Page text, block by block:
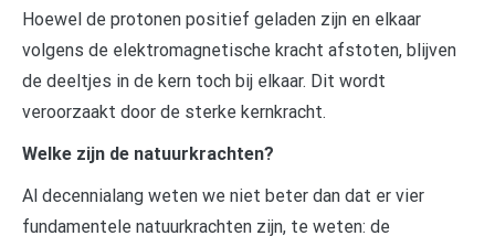
Hoewel de protonen positief geladen zijn en elkaar
volgens de elektromagnetische kracht afstoten, blijven
de deeltjes in de kern toch bij elkaar. Dit wordt
veroorzaakt door de sterke kernkracht.
Welke zijn de natuurkrachten?
Al decennialang weten we niet beter dan dat er vier
fundamentele natuurkrachten zijn, te weten: de